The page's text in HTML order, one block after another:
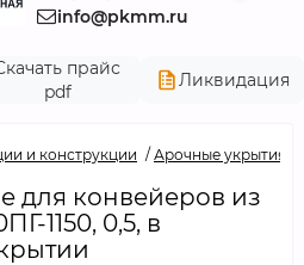
info@pkmm.ru
прайс
pdf
Ликвидация
и конструкции Арочные укрытия
для конвейеров из
1150, 0,5, в